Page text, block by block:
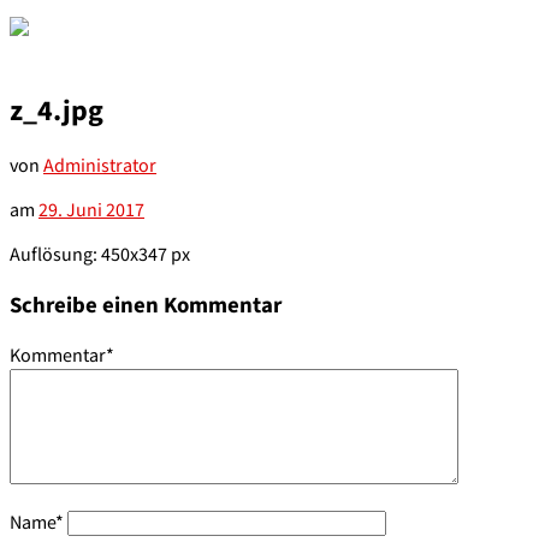
z_4.jpg
vonAdministrator
am29. Juni 2017
Auflösung: 450x347 px
Schreibe einen Kommentar
Kommentar*
Name*